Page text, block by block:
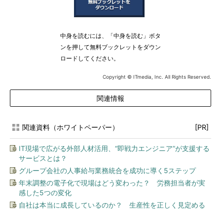
中身を読むには、「中身を読む」ボタ
ンを押して無料ブックレットをダウン
ロードしてください。
Copyright © ITmedia, Inc. All Rights Reserved.
関連情報
関連資料（ホワイトペーパー） [PR]
IT現場で広がる外部人材活用、“即戦力エンジニア”が支援する
サービスとは？
グループ会社の人事給与業務統合を成功に導く5ステップ
年末調整の電子化で現場はどう変わった？ 労務担当者が実
感した5つの変化
自社は本当に成長しているのか？ 生産性を正しく見定める